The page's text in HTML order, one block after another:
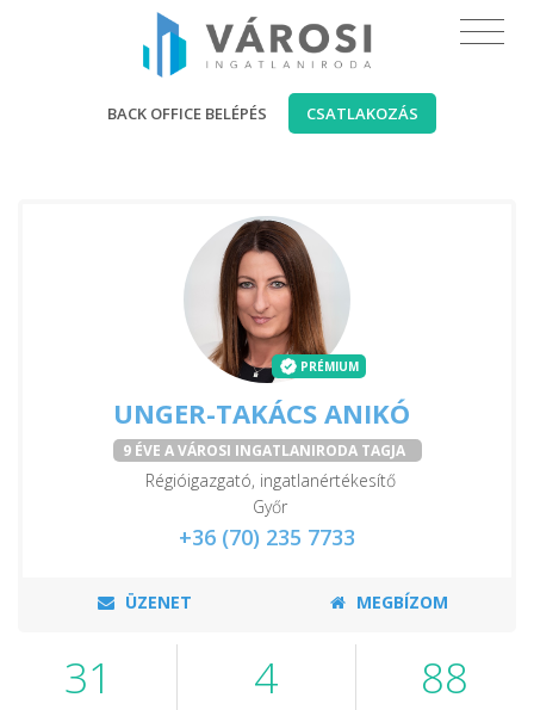
BACK OFFICE BELÉPÉS CSATLAKOZÁS
PRÉMIUM
UNGER-TAKÁCS ANIKÓ
9 ÉVE A VÁROSI INGATLANIRODA TAGJA
Régióigazgató, ingatlanértékesítő
Győr
+36 (70) 235 7733
ÜZENET MEGBÍZOM
31 4 88